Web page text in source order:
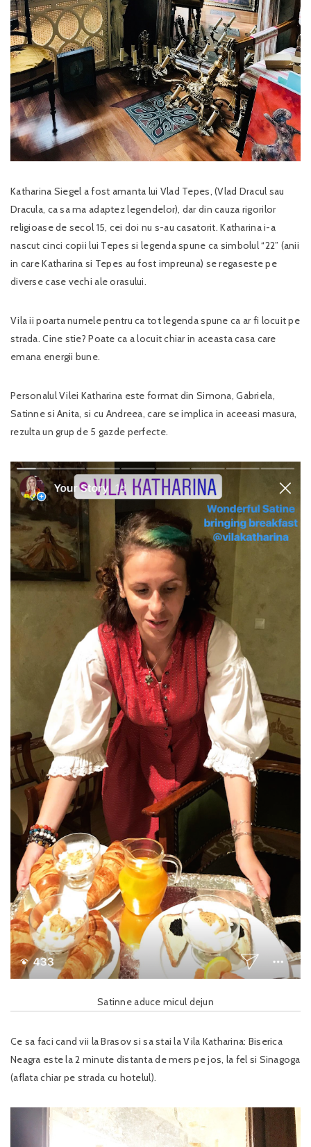
Katharina Siegel a fost amanta lui Vlad Tepes, (Vlad Dracul sau
Dracula, ca sa ma adaptez legendelor), dar din cauza rigorilor
religioase de secol 15, cei doi nu s-au casatorit. Katharina i-a
nascut cinci copii lui Tepes si legenda spune ca simbolul “22” (anii
in care Katharina si Tepes au fost impreuna) se regaseste pe
diverse case vechi ale orasului.
Vila ii poarta numele pentru ca tot legenda spune ca ar fi locuit pe
strada. Cine stie? Poate ca a locuit chiar in aceasta casa care
emana energii bune.
Personalul Vilei Katharina este format din Simona, Gabriela,
Satinne si Anita, si cu Andreea, care se implica in aceeasi masura,
rezulta un grup de 5 gazde perfecte.
Satinne aduce micul dejun
Ce sa faci cand vii la Brasov si sa stai la Vila Katharina: Biserica
Neagra este la 2 minute distanta de mers pe jos, la fel si Sinagoga
(aflata chiar pe strada cu hotelul).